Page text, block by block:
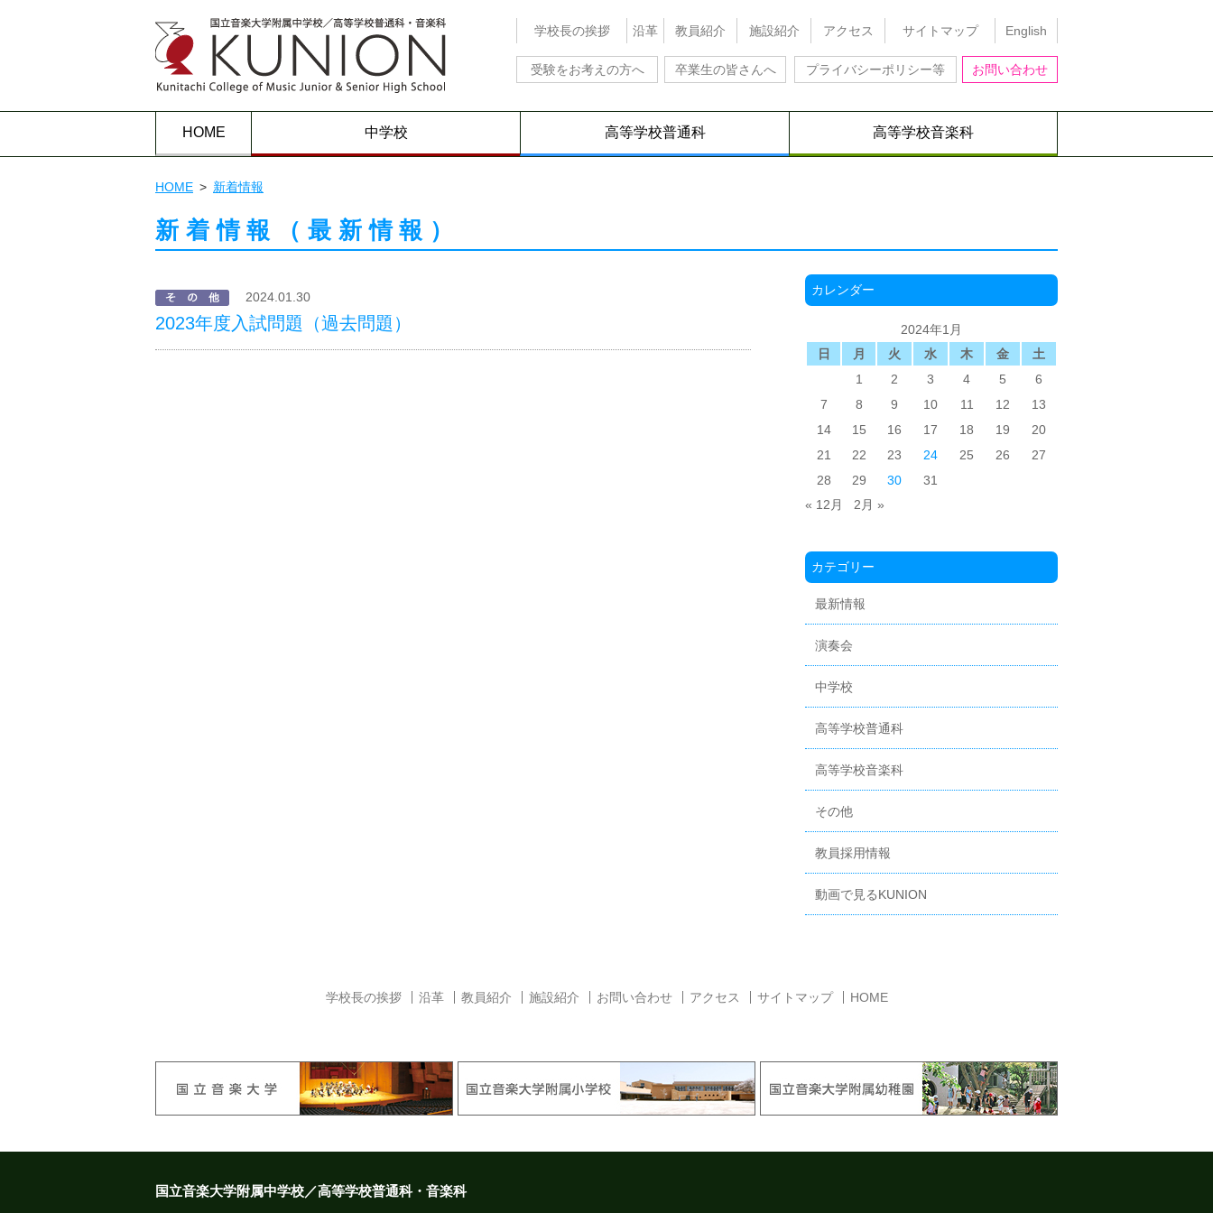
学校長の挨拶 沿革 教員紹介 施設紹介 アクセス サイトマップ English
受験をお考えの方へ 卒業生の皆さんへ プライバシーポリシー等 お問い合わせ
HOME 中学校 高等学校普通科 高等学校音楽科
HOME 新着情報
新着情報（最新情報）
2024.01.30
2023年度入試問題（過去問題）
カレンダー
2024年1月
日
月 火 水 木 金
土
1
2 3 4 5
6
7
8 9 10 11 12
13
14
15 16 17 18 19
20
21
22 23 24 25 26
27
28
29 30
31
« 12月
2月 »
カテゴリー
最新情報
演奏会
中学校
高等学校普通科
高等学校音楽科
その他
教員採用情報
動画で見るKUNION
学校長の挨拶 沿革 教員紹介 施設紹介 お問い合わせ アクセス サイトマップ HOME
国立音楽大学附属中学校／高等学校普通科・音楽科